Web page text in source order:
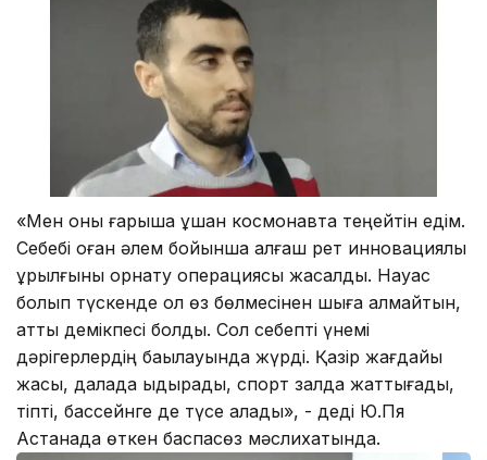
«Мен оны ғарышқа ұшқан космонавтқа теңейтін едім.
Себебі оған әлем бойынша алғаш рет инновациялық
құрылғыны орнату операциясы жасалды. Науқас
болып түскенде ол өз бөлмесінен шыға алмайтын,
қатты демікпесі болды. Сол себепті үнемі
дәрігерлердің бақылауында жүрді. Қазір жағдайы
жақсы, далада қыдырады, спорт залда жаттығады,
тіпті, бассейнге де түсе алады», - деді Ю.Пя
Астанада өткен баспасөз мәслиxатында.